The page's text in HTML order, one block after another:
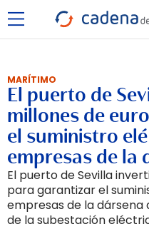
MARÍTIMO
El puerto de
millones de
el suministro
empresas de la
El puerto de Sevilla
para garantizar el
empresas de la dársena
de la subestación